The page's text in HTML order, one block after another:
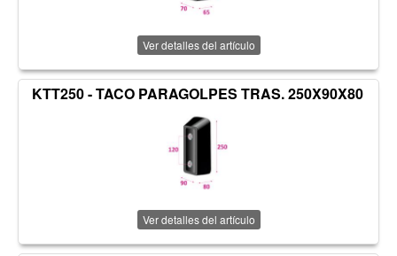
Ver detalles del artículo
KTT250 - TACO PARAGOLPES TRAS. 250X90X80
Ver detalles del artículo